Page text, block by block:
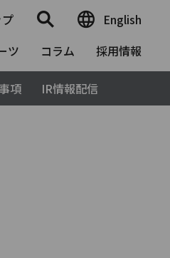
ツ コラム 採用情報
English
項 IR情報配信